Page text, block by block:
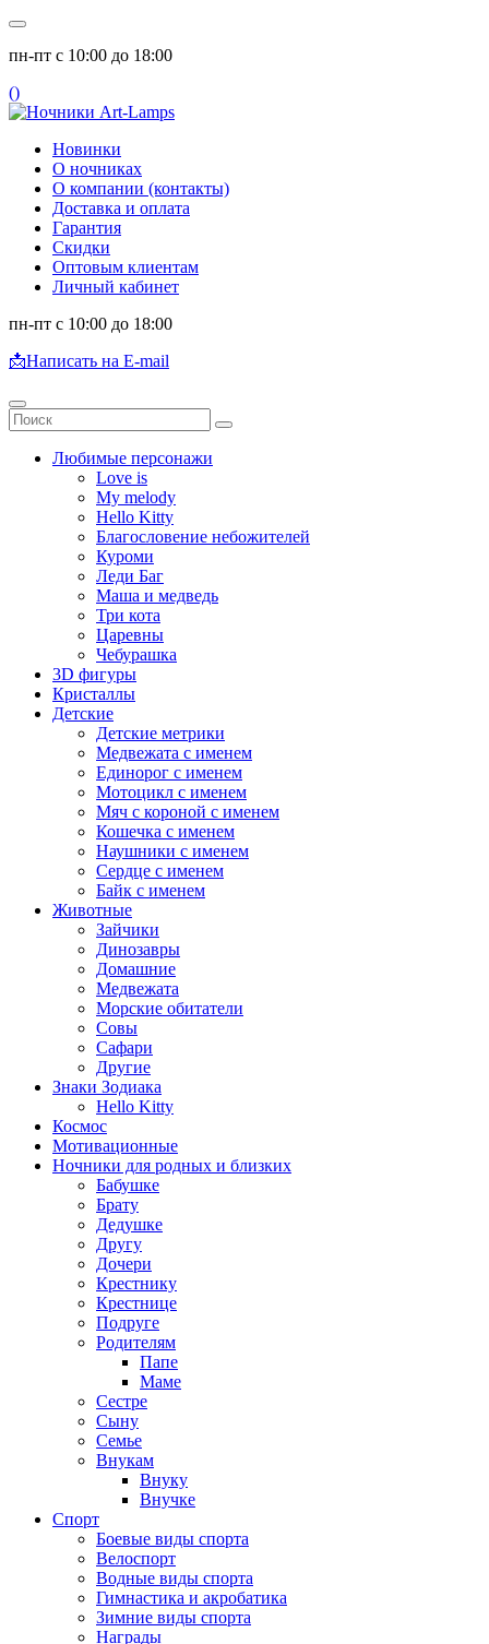
пн-пт с 10:00 до 18:00
()
Новинки
О ночниках
О компании (контакты)
Доставка и оплата
Гарантия
Скидки
Оптовым клиентам
Личный кабинет
пн-пт с 10:00 до 18:00
📩Написать на E-mail
Любимые персонажи
Love is
My melody
Hello Kitty
Благословение небожителей
Куроми
Леди Баг
Маша и медведь
Три кота
Царевны
Чебурашка
3D фигуры
Кристаллы
Детские
Детские метрики
Медвежата с именем
Единорог с именем
Мотоцикл с именем
Мяч с короной с именем
Кошечка с именем
Наушники с именем
Сердце с именем
Байк с именем
Животные
Зайчики
Динозавры
Домашние
Медвежата
Морские обитатели
Совы
Сафари
Другие
Знаки Зодиака
Hello Kitty
Космос
Мотивационные
Ночники для родных и близких
Бабушке
Брату
Дедушке
Другу
Дочери
Крестнику
Крестнице
Подруге
Родителям
Папе
Маме
Сестре
Сыну
Семье
Внукам
Внуку
Внучке
Спорт
Боевые виды спорта
Велоспорт
Водные виды спорта
Гимнастика и акробатика
Зимние виды спорта
Награды